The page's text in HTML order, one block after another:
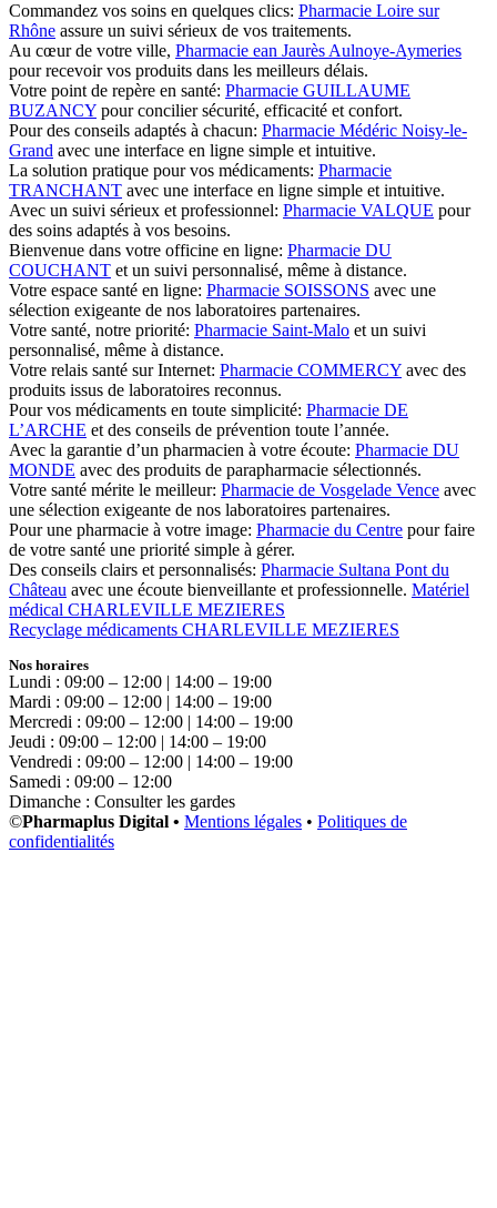
Commandez vos soins en quelques clics: Pharmacie Loire sur
Rhône assure un suivi sérieux de vos traitements.
Au cœur de votre ville, Pharmacie ean Jaurès Aulnoye-Aymeries
pour recevoir vos produits dans les meilleurs délais.
Votre point de repère en santé: Pharmacie GUILLAUME
BUZANCY pour concilier sécurité, efficacité et confort.
Pour des conseils adaptés à chacun: Pharmacie Médéric Noisy-le-
Grand avec une interface en ligne simple et intuitive.
La solution pratique pour vos médicaments: Pharmacie
TRANCHANT avec une interface en ligne simple et intuitive.
Avec un suivi sérieux et professionnel: Pharmacie VALQUE pour
des soins adaptés à vos besoins.
Bienvenue dans votre officine en ligne: Pharmacie DU
COUCHANT et un suivi personnalisé, même à distance.
Votre espace santé en ligne: Pharmacie SOISSONS avec une
sélection exigeante de nos laboratoires partenaires.
Votre santé, notre priorité: Pharmacie Saint-Malo et un suivi
personnalisé, même à distance.
Votre relais santé sur Internet: Pharmacie COMMERCY avec des
produits issus de laboratoires reconnus.
Pour vos médicaments en toute simplicité: Pharmacie DE
L’ARCHE et des conseils de prévention toute l’année.
Avec la garantie d’un pharmacien à votre écoute: Pharmacie DU
MONDE avec des produits de parapharmacie sélectionnés.
Votre santé mérite le meilleur: Pharmacie de Vosgelade Vence avec
une sélection exigeante de nos laboratoires partenaires.
Pour une pharmacie à votre image: Pharmacie du Centre pour faire
de votre santé une priorité simple à gérer.
Des conseils clairs et personnalisés: Pharmacie Sultana Pont du
Château avec une écoute bienveillante et professionnelle. Matériel
médical CHARLEVILLE MEZIERES
Recyclage médicaments CHARLEVILLE MEZIERES
Nos horaires
Lundi : 09:00 – 12:00 | 14:00 – 19:00
Mardi : 09:00 – 12:00 | 14:00 – 19:00
Mercredi : 09:00 – 12:00 | 14:00 – 19:00
Jeudi : 09:00 – 12:00 | 14:00 – 19:00
Vendredi : 09:00 – 12:00 | 14:00 – 19:00
Samedi : 09:00 – 12:00
Dimanche : Consulter les gardes
©Pharmaplus Digital • Mentions légales • Politiques de
confidentialités